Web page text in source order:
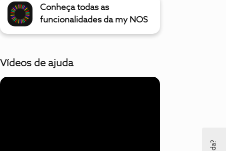
Conheça todas as
funcionalidades da my NOS
Vídeos de ajuda